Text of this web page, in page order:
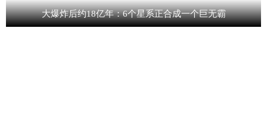
大爆炸后约18亿年：6个星系正合成一个巨无霸